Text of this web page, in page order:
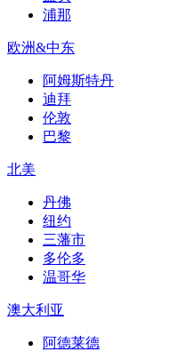
浦那
欧洲&中东
阿姆斯特丹
迪拜
伦敦
巴黎
北美
丹佛
纽约
三藩市
多伦多
温哥华
澳大利亚
阿德莱德